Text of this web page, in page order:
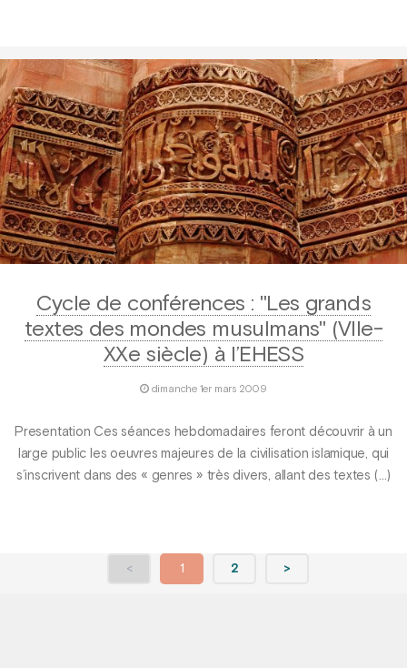
Cycle de conférences : "Les grands
textes des mondes musulmans" (VIIe-
XXe siècle) à l’EHESS
dimanche 1er mars 2009
Presentation Ces séances hebdomadaires feront découvrir à un
large public les oeuvres majeures de la civilisation islamique, qui
s’inscrivent dans des « genres » très divers, allant des textes (…)
< 1 2 >